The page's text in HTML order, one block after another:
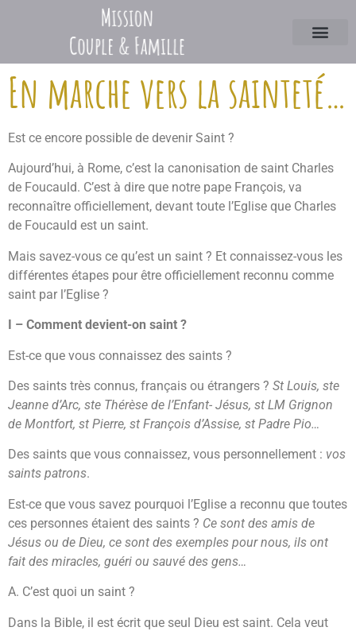
En marche vers la sainteté…
Est ce encore possible de devenir Saint ?
Aujourd’hui, à Rome, c’est la canonisation de saint Charles
de Foucauld. C’est à dire que notre pape François, va
reconnaître officiellement, devant toute l’Eglise que Charles
de Foucauld est un saint.
Mais savez-vous ce qu’est un saint ? Et connaissez-vous les
différentes étapes pour être officiellement reconnu comme
saint par l’Eglise ?
I – Comment devient-on saint ?
Est-ce que vous connaissez des saints ?
Des saints très connus, français ou étrangers ? St Louis, ste
Jeanne d’Arc, ste Thérèse de l’Enfant- Jésus, st LM Grignon
de Montfort, st Pierre, st François d’Assise, st Padre Pio…
Des saints que vous connaissez, vous personnellement : vos
saints patrons.
Est-ce que vous savez pourquoi l’Eglise a reconnu que toutes
ces personnes étaient des saints ? Ce sont des amis de
Jésus ou de Dieu, ce sont des exemples pour nous, ils ont
fait des miracles, guéri ou sauvé des gens…
A. C’est quoi un saint ?
Dans la Bible, il est écrit que seul Dieu est saint. Cela veut